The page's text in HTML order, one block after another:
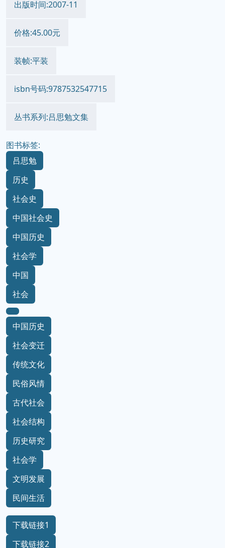
出版时间:2007-11
价格:45.00元
装帧:平装
isbn号码:9787532547715
丛书系列:吕思勉文集
图书标签:
吕思勉
历史
社会史
中国社会史
中国历史
社会学
中国
社会
中国历史
社会变迁
传统文化
民俗风情
古代社会
社会结构
历史研究
社会学
文明发展
民间生活
下载链接1
下载链接2